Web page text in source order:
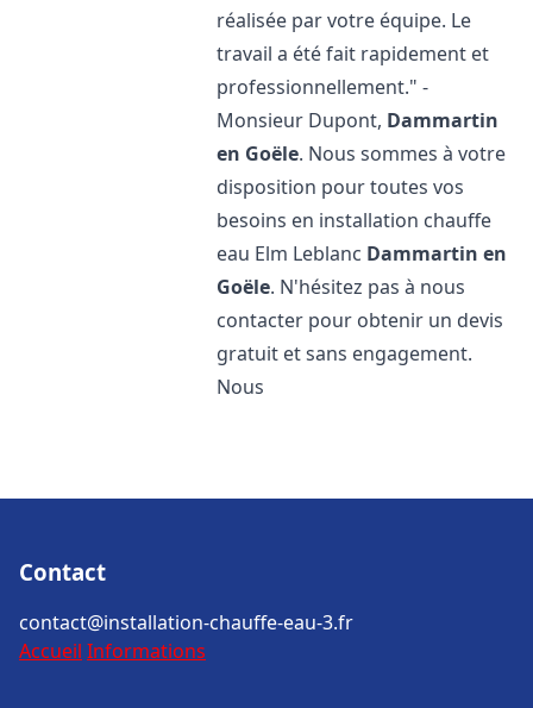
réalisée par votre équipe. Le
travail a été fait rapidement et
professionnellement." -
Monsieur Dupont, Dammartin
en Goële. Nous sommes à votre
disposition pour toutes vos
besoins en installation chauffe
eau Elm Leblanc Dammartin en
Goële. N'hésitez pas à nous
contacter pour obtenir un devis
gratuit et sans engagement.
Nous
Contact
contact@installation-chauffe-eau-3.fr
Accueil Informations